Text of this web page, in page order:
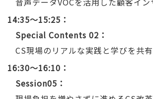
14:35～15:25
Special Contents 02：
CS現場のリアルな実践と学びを共
16:30～16:10
Session05：